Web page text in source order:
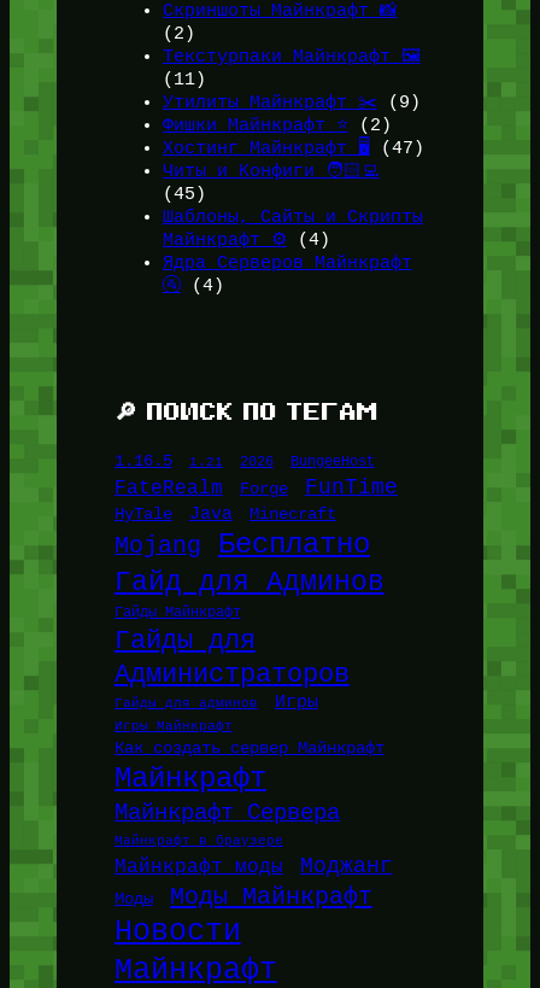
Скриншоты Майнкрафт 📸
(2)
Текстурпаки Майнкрафт 🖼️
(11)
Утилиты Майнкрафт ✂️ (9)
Фишки Майнкрафт ⭐(2)
Хостинг Майнкрафт 🖥️ (47)
Читы и Конфиги 🧑🏻‍💻
(45)
Шаблоны, Сайты и Скрипты
Майнкрафт ⚙️ (4)
Ядра Серверов Майнкрафт
🚰(4)
🔎 ПОИСК ПО ТЕГАМ
1.16.5 1.21 2026 BungeeHost
FateRealm Forge FunTime
HyTale Java Minecraft
Mojang Бесплатно
Гайд для Админов
Гайды Майнкрафт
Гайды для
Администраторов
Гайды для админов Игры
Игры Майнкрафт
Как создать сервер Майнкрафт
Майнкрафт
Майнкрафт Сервера
Майнкрафт в браузере
Майнкрафт моды Моджанг
Моды Моды Майнкрафт
Новости
Майнкрафт